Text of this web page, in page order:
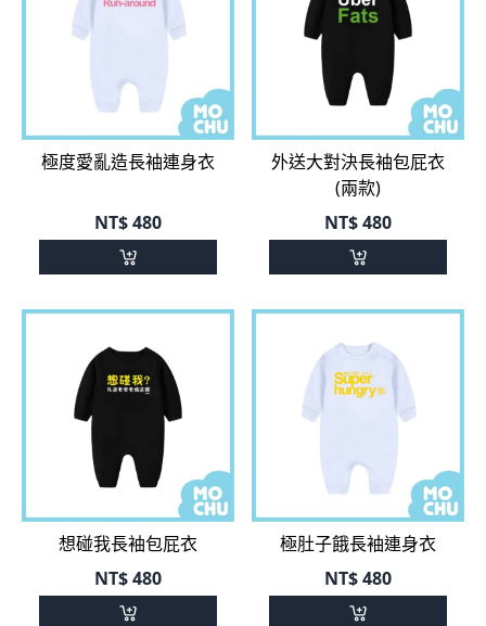
極度愛亂造長袖連身衣
NT$480
外送大對決長袖包屁衣
(兩款)
NT$480
想碰我長袖包屁衣
NT$480
極肚子餓長袖連身衣
NT$480